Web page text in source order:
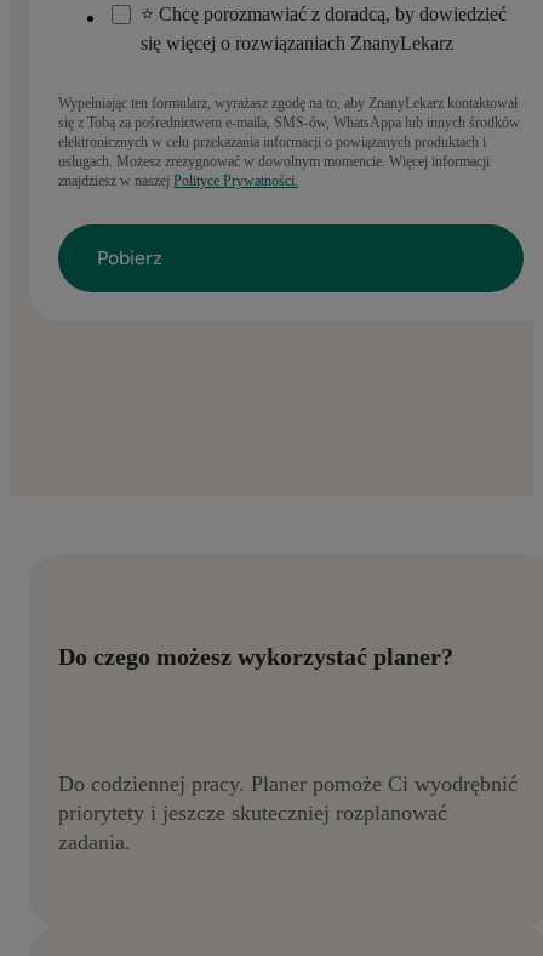
⭐ Chcę porozmawiać z doradcą, by dowiedzieć
się więcej o rozwiązaniach ZnanyLekarz
Wypełniając ten formularz, wyrażasz zgodę na to, aby ZnanyLekarz kontaktował
się z Tobą za pośrednictwem e-maila, SMS-ów, WhatsAppa lub innych środków
elektronicznych w celu przekazania informacji o powiązanych produktach i
usługach. Możesz zrezygnować w dowolnym momencie. Więcej informacji
znajdziesz w naszej Polityce Prywatności.
Do czego możesz wykorzystać planer?
Do codziennej pracy. Planer pomoże Ci wyodrębnić
priorytety i jeszcze skuteczniej rozplanować
zadania.